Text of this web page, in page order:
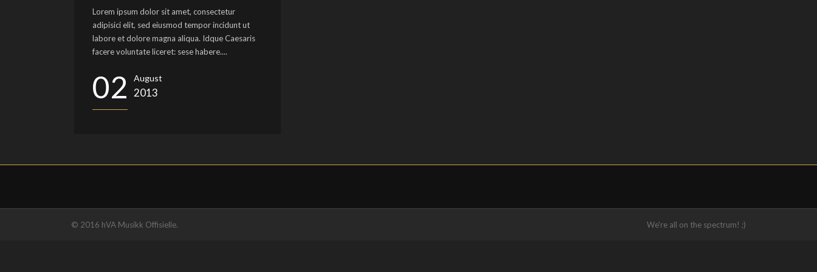
Lorem ipsum dolor sit amet, consectetur
adipisici elit, sed eiusmod tempor incidunt ut
labore et dolore magna aliqua. Idque Caesaris
facere voluntate liceret: sese habere....
02 August
2013
© 2016 hVA Musikk Offisielle. We're all on the spectrum! ;)